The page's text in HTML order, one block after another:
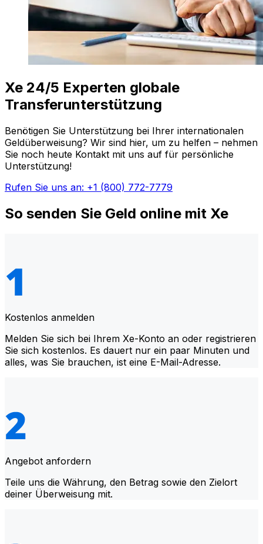
Xe 24/5 Experten globale
Transferunterstützung
Benötigen Sie Unterstützung bei Ihrer internationalen
Geldüberweisung? Wir sind hier, um zu helfen – nehmen
Sie noch heute Kontakt mit uns auf für persönliche
Unterstützung!
Rufen Sie uns an: +1 (800) 772-7779
So senden Sie Geld online mit Xe
Kostenlos anmelden
Melden Sie sich bei Ihrem Xe-Konto an oder registrieren
Sie sich kostenlos. Es dauert nur ein paar Minuten und
alles, was Sie brauchen, ist eine E-Mail-Adresse.
Angebot anfordern
Teile uns die Währung, den Betrag sowie den Zielort
deiner Überweisung mit.